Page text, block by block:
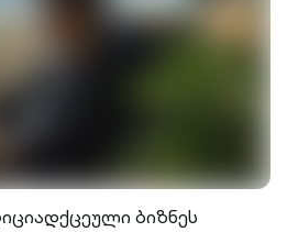
ბიზნეს